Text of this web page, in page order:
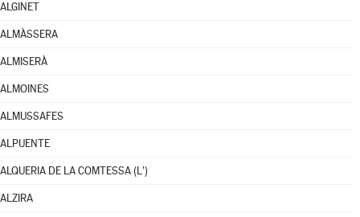
ALGINET
ALMÀSSERA
ALMISERÀ
ALMOINES
ALMUSSAFES
ALPUENTE
ALQUERIA DE LA COMTESSA (L')
ALZIRA